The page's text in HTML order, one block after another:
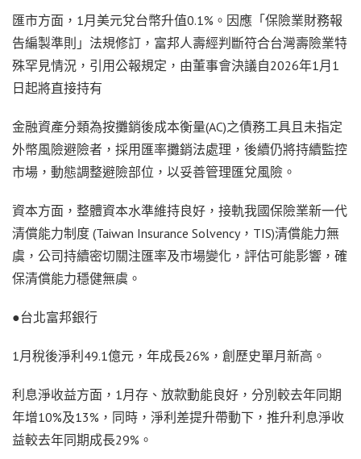
匯市方面，1月美元兌台幣升值0.1%。因應「保險業財務報
告編製準則」法規修訂，富邦人壽經判斷符合台灣壽險業特
殊罕見情況，引用公報規定，由董事會決議自2026年1月1
日起將直接持有
金融資產分類為按攤銷後成本衡量(AC)之債務工具且未指定
外幣風險避險者，採用匯率攤銷法處理，後續仍將持續監控
市場，動態調整避險部位，以妥善管理匯兌風險。
資本方面，整體資本水準維持良好，接軌我國保險業新一代
清償能力制度 (Taiwan Insurance Solvency，TIS)清償能力無
虞，公司持續密切關注匯率及市場變化，評估可能影響，確
保清償能力穩健無虞。
●台北富邦銀行
1月稅後淨利49.1億元，年成長26%，創歷史單月新高。
利息淨收益方面，1月存、放款動能良好，分別較去年同期
年增10%及13%，同時，淨利差提升帶動下，推升利息淨收
益較去年同期成長29%。